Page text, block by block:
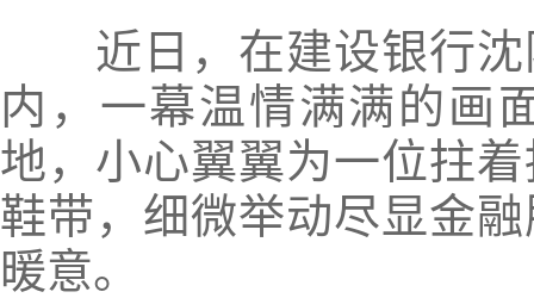
近日，在建设银行沈
内，一幕温情满满的画
地，小心翼翼为一位拄
鞋带，细微举动尽显金
暖意。